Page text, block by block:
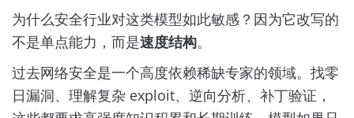
为什么安全行业对这类模型如此敏感？因为它改写的
不是单点能力，而是速度结构。
过去网络安全是一个高度依赖稀缺专家的领域。找零
日漏洞、理解复杂 exploit、逆向分析、补丁验证，